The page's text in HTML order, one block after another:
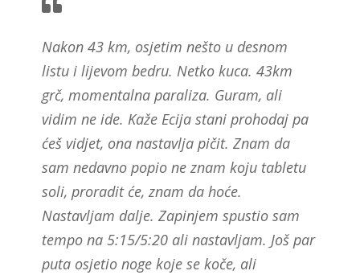
Nakon 43 km, osjetim nešto u desnom
listu i lijevom bedru. Netko kuca. 43km
grč, momentalna paraliza. Guram, ali
vidim ne ide. Kaže Ecija stani prohodaj pa
ćeš vidjet, ona nastavlja pičit. Znam da
sam nedavno popio ne znam koju tabletu
soli, proradit će, znam da hoće.
Nastavljam dalje. Zapinjem spustio sam
tempo na 5:15/5:20 ali nastavljam. Još par
puta osjetio noge koje se koče, ali